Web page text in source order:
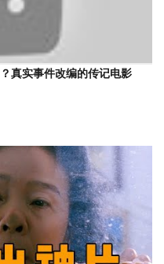
真实事件改编的传记电影